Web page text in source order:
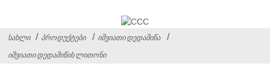
ᲡᲐᲮᲚᲘ ᲞᲠᲝᲓᲣᲥᲢᲔᲑᲘ
ᲘᲨᲕᲘᲐᲗᲘ ᲓᲔᲓᲐᲛᲘᲬᲐ
ᲘᲨᲕᲘᲐᲗᲘ ᲓᲔᲓᲐᲛᲘᲬᲘᲡ ᲚᲘᲗᲝᲜᲘ